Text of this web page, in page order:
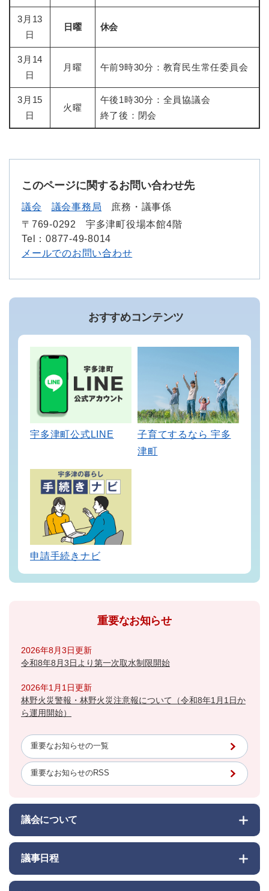
3月13
日
日曜 休会
3月14
日
月曜 午前9時30分：教育民生常任委員会
3月15
日
火曜
午後1時30分：全員協議会
終了後：閉会
このページに関するお問い合わせ先
議会 議会事務局
庶務・議事係
〒769-0292
宇多津町役場本館4階
Tel：0877-49-8014
メールでのお問い合わせ
おすすめコンテンツ
宇多津町公式LINE
子育てするなら 宇多
津町
申請手続きナビ
重要なお知らせ
2026年8月3日更新
令和8年8月3日より第一次取水制限開始
2026年1月1日更新
林野火災警報・林野火災注意報について（令和8年1月1日か
ら運用開始）
重要なお知らせの一覧
重要なお知らせのRSS
議会について
議事日程